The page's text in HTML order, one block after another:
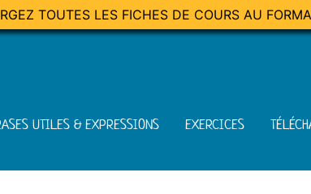
TOUTES LES FICHES DE COURS AU
UTILES & EXPRESSIONS EXERCICES